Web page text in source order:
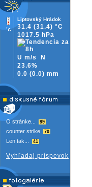
Liptovský Hrádok
31.4 (31.4) °C
1017.5 hPa
U m/s
N
23.6%
0.0 (0.0) mm
O stránke... 99
counter strike 70
Len tak... 41
Vyhľadaj príspevok